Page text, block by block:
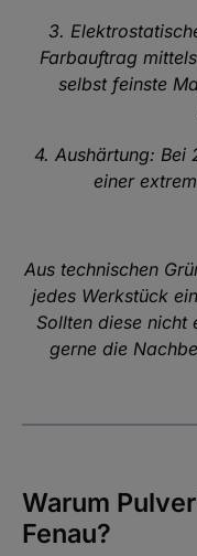
3.
Farbauftrag
selbst feinste
4. Aushärtung: Bei
einer
Aus technischen
jedes Werkstück
Sollten diese nicht
gerne die
Warum
Fenau?